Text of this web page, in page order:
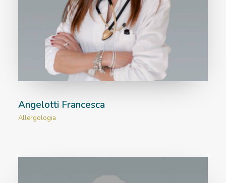
Angelotti Francesca
Allergologia